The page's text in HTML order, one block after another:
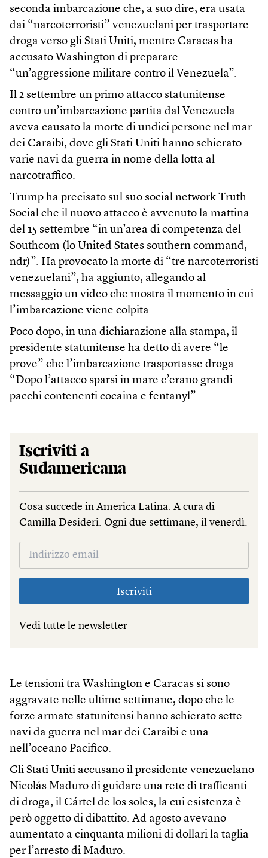
seconda imbarcazione che, a suo dire, era usata
dai “narcoterroristi” venezuelani per trasportare
droga verso gli Stati Uniti, mentre Caracas ha
accusato Washington di preparare
“un’aggressione militare contro il Venezuela”.
Il 2 settembre un primo attacco statunitense
contro un’imbarcazione partita dal Venezuela
aveva causato la morte di undici persone nel mar
dei Caraibi, dove gli Stati Uniti hanno schierato
varie navi da guerra in nome della lotta al
narcotraffico.
Trump ha precisato sul suo social network Truth
Social che il nuovo attacco è avvenuto la mattina
del 15 settembre “in un’area di competenza del
Southcom (lo United States southern command,
ndr)”. Ha provocato la morte di “tre narcoterroristi
venezuelani”, ha aggiunto, allegando al
messaggio un video che mostra il momento in cui
l’imbarcazione viene colpita.
Poco dopo, in una dichiarazione alla stampa, il
presidente statunitense ha detto di avere “le
prove” che l’imbarcazione trasportasse droga:
“Dopo l’attacco sparsi in mare c’erano grandi
pacchi contenenti cocaina e fentanyl”.
Iscriviti a
Sudamericana
Cosa succede in America Latina. A cura di
Camilla Desideri. Ogni due settimane, il venerdì.
Iscriviti
Vedi tutte le newsletter
Le tensioni tra Washington e Caracas si sono
aggravate nelle ultime settimane, dopo che le
forze armate statunitensi hanno schierato sette
navi da guerra nel mar dei Caraibi e una
nell’oceano Pacifico.
Gli Stati Uniti accusano il presidente venezuelano
Nicolás Maduro di guidare una rete di trafficanti
di droga, il Cártel de los soles, la cui esistenza è
però oggetto di dibattito. Ad agosto avevano
aumentato a cinquanta milioni di dollari la taglia
per l’arresto di Maduro.